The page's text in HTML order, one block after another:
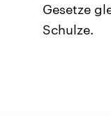
Gesetze
Schulze.